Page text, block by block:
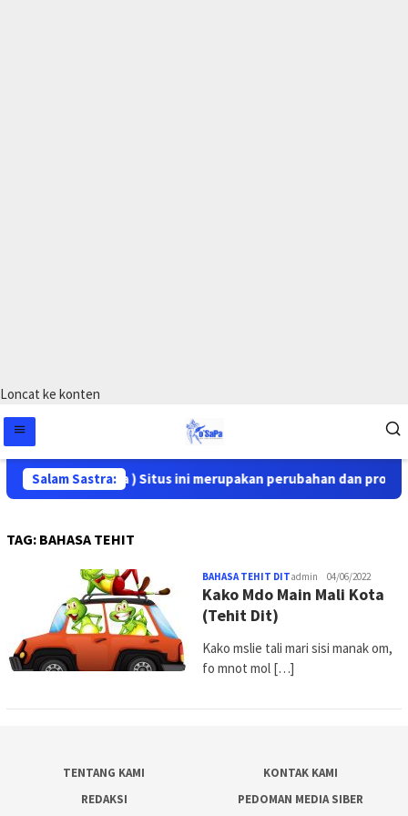
Loncat ke konten
Salam Sastra:
Papua ( Ko'Sapa ) Situs ini merupakan perubahan dan
TAG: BAHASA TEHIT
BAHASA TEHIT DITadmin 04/06/2022
Kako Mdo Main Mali Kota
(Tehit Dit)
Kako mslie tali mari sisi manak om,
fo mnot mol […]
TENTANG KAMI
KONTAK KAMI
REDAKSI
PEDOMAN MEDIA SIBER